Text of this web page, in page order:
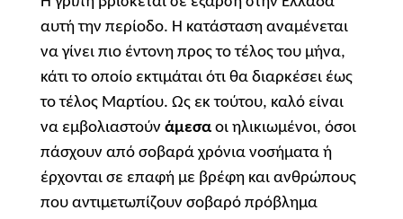
αυτή την περίοδο. Η κατάσταση αναμένεται
να γίνει πιο έντονη προς το τέλος του μήνα,
κάτι το οποίο εκτιμάται ότι θα διαρκέσει έως
το τέλος Μαρτίου. Ως εκ τούτου, καλό είναι
να εμβολιαστούν άμεσαοι ηλικιωμένοι, όσοι
πάσχουν από σοβαρά χρόνια νοσήματα ή
έρχονται σε επαφή με βρέφη και ανθρώπους
που αντιμετωπίζουν σοβαρό πρόβλημα